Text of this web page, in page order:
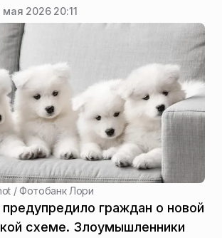
мая 2026 20:11
/ Фотобанк Лори
граждан о новой
схеме. Злоумышленники